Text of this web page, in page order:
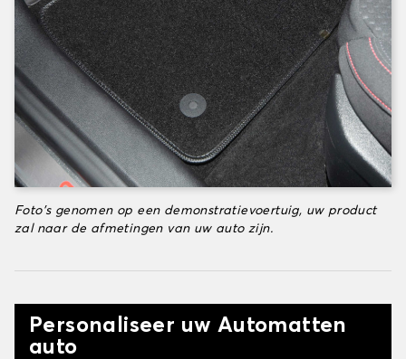
Foto's genomen op een demonstratievoertuig, uw product
zal naar de afmetingen van uw auto zijn.
Personaliseer uw Automatten
auto